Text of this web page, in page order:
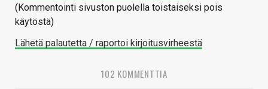
(Kommentointi sivuston puolella toistaiseksi pois
käytöstä)
Lähetä palautetta / raportoi kirjoitusvirheestä
102 KOMMENTTIA